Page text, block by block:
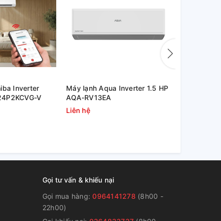
Inverter
V
Máy lạnh Aqua Inverter 1.5 HP
AQA-RV13EA
Liên hệ
Gọi tư vấn & khiếu nại
Gọi mua hàng:0964141278 (8h00 -
22h00)